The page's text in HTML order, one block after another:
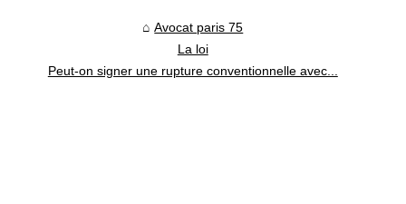
Avocat paris 75
La loi
Peut-on signer une rupture conventionnelle avec...